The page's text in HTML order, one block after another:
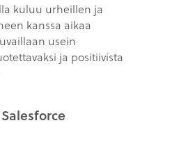
kuluu urheillen ja
kanssa aikaa
usein
ja positiivista